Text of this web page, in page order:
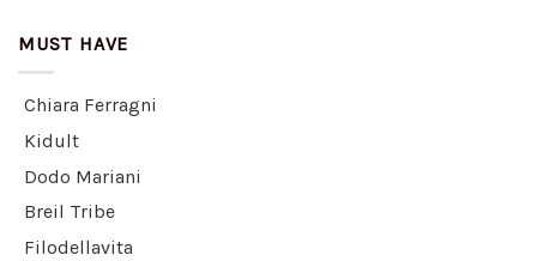
MUST HAVE
Chiara Ferragni
Kidult
Dodo Mariani
Breil Tribe
Filodellavita